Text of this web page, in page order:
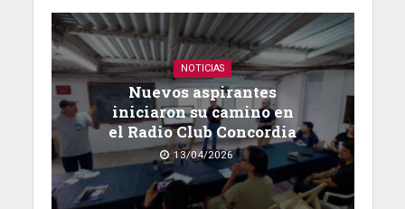
NOTICIAS
Nuevos aspirantes
iniciaron su camino en
el Radio Club Concordia
13/04/2026